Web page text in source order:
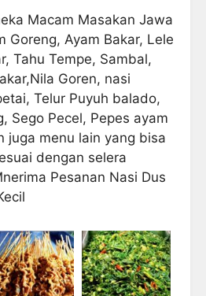
Macam Masakan Jawa
Goreng, Ayam Bakar, Lele
Tahu Tempe, Sambal,
Goren, nasi
Telur Puyuh balado,
Sego Pecel, Pepes ayam
juga menu lain yang bisa
dengan selera
Pesanan Nasi Dus